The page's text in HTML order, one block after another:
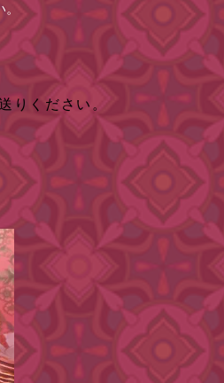
。
りください。